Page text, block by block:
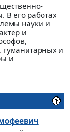
В его работах
науки и
и
гуманитарных и
и